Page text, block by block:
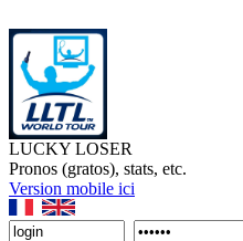
LUCKY LOSER
Pronos (gratos), stats, etc.
Version mobile ici